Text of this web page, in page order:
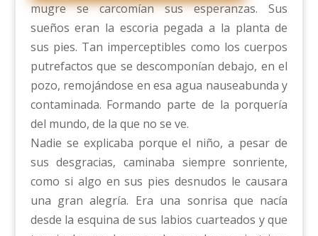
mugre se carcomían sus esperanzas. Sus
sueños eran la escoria pegada a la planta de
sus pies. Tan imperceptibles como los cuerpos
putrefactos que se descomponían debajo, en el
pozo, remojándose en esa agua nauseabunda y
contaminada. Formando parte de la porquería
del mundo, de la que no se ve.
Nadie se explicaba porque el niño, a pesar de
sus desgracias, caminaba siempre sonriente,
como si algo en sus pies desnudos le causara
una gran alegría. Era una sonrisa que nacía
desde la esquina de sus labios cuarteados y que